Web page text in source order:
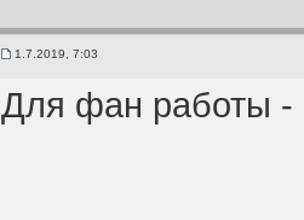
1.7.2019, 7:03
Для фан работы -